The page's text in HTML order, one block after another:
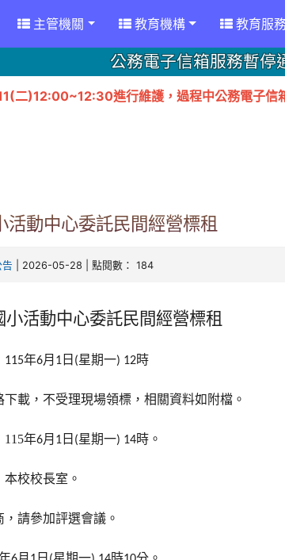
主管機關 教育機構 教育服
公務電子信箱服務暫停
二)12:00~12:30進行維護，過程中公務電子信
活動中心委託民間經營標租
告 | 2026-05-28 | 點閱數： 184
小活動中心委託民間經營標租
115年6月 1 日 (星期一) 12時
載，不受理現場領標，相關資料如附檔。
115年6月 1 日 (星期一) 14時。
校校長室。
請參加評選會議。